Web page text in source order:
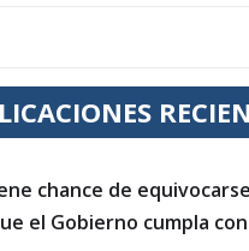
chance de
el Gobierno cumpla